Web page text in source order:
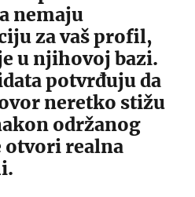
nemaju
za vaš profil,
u njihovoj bazi.
potvrđuju da
neretko stižu
održanog
otvori realna